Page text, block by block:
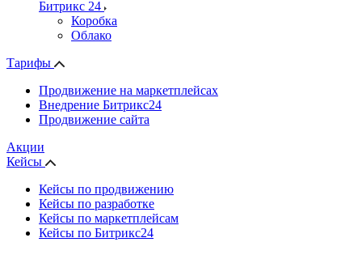
Битрикс 24
Коробка
Облако
Тарифы
Продвижение на маркетплейсах
Внедрение Битрикс24
Продвижение сайта
Акции
Кейсы
Кейсы по продвижению
Кейсы по разработке
Кейсы по маркетплейсам
Кейсы по Битрикс24